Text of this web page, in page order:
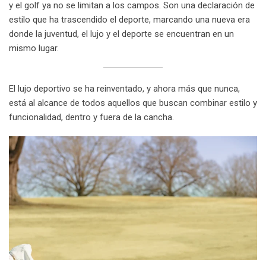
y el golf ya no se limitan a los campos. Son una declaración de
estilo que ha trascendido el deporte, marcando una nueva era
donde la juventud, el lujo y el deporte se encuentran en un
mismo lugar.
El lujo deportivo se ha reinventado, y ahora más que nunca,
está al alcance de todos aquellos que buscan combinar estilo y
funcionalidad, dentro y fuera de la cancha.